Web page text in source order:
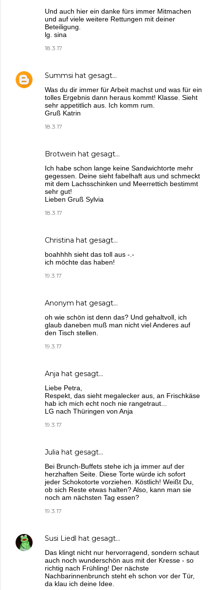
Und auch hier ein danke fürs immer Mitmachen
und auf viele weitere Rettungen mit deiner
Beteiligung.
lg. sina
18.3.17
Summsi hat gesagt…
Was du dir immer für Arbeit machst und was für ein
tolles Ergebnis dann heraus kommt! Klasse. Sieht
sehr appetitlich aus. Ich komm rum.
Gruß Katrin
18.3.17
Brotwein hat gesagt…
Ich habe schon lange keine Sandwichtorte mehr
gegessen. Deine sieht fabelhaft aus und schmeckt
mit dem Lachsschinken und Meerrettich bestimmt
sehr gut!
Lieben Gruß Sylvia
18.3.17
Christina hat gesagt…
boahhhh sieht das toll aus -.-
ich möchte das haben!
19.3.17
Anonym hat gesagt…
oh wie schön ist denn das? Und gehaltvoll, ich
glaub daneben muß man nicht viel Anderes auf
den Tisch stellen.
19.3.17
Anja hat gesagt…
Liebe Petra,
Respekt, das sieht megalecker aus, an Frischkäse
hab ich mich echt noch nie rangetraut...
LG nach Thüringen von Anja
19.3.17
Julia hat gesagt…
Bei Brunch-Buffets stehe ich ja immer auf der
herzhaften Seite. Diese Torte würde ich sofort
jeder Schokotorte vorziehen. Köstlich! Weißt Du,
ob sich Reste etwas halten? Also, kann man sie
noch am nächsten Tag essen?
19.3.17
Susi Liedl hat gesagt…
Das klingt nicht nur hervorragend, sondern schaut
auch noch wunderschön aus mit der Kresse - so
richtig nach Frühling! Der nächste
Nachbarinnenbrunch steht eh schon vor der Tür,
da klau ich deine Idee.